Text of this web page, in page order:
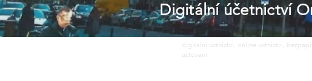
Digitální účetnictví
digitalni uctnictvi, online uctnictvi,
uctovani